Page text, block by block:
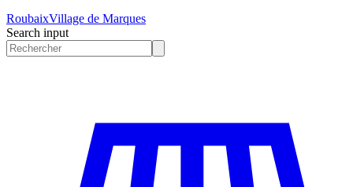
RoubaixVillage de Marques
Search input